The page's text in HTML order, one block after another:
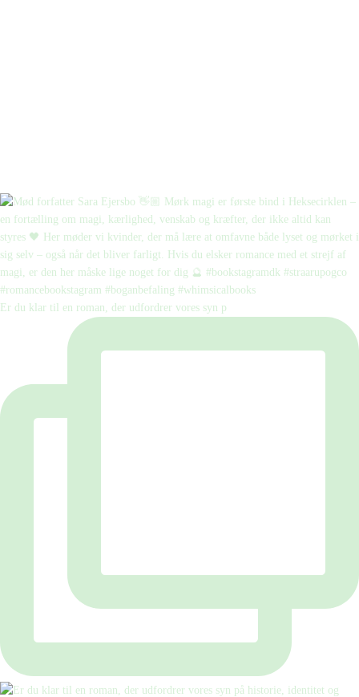
Er du klar til en roman, der udfordrer vores syn p